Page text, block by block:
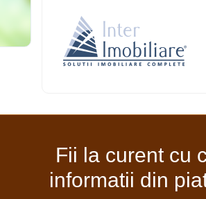
Fii la curent cu
informatii din